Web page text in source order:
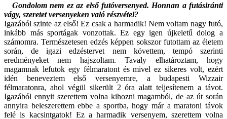
Gondolom nem ez az első futóversenyed. Honnan a futásiránti
vágy, szeretet versenyeken való részvétel?
Igazából szinte az első! Ez csak a harmadik! Nem voltam nagy futó,
inkább más sportágak vonzottak. Ez egy igen újkeletű dolog a
számomra. Természetesen edzés képpen sokszor futottam az életem
során, de igazi edzéstervet nem követtem, tempó szerinti
eredményeket nem hajszoltam. Tavaly elhatároztam, hogy
magamnak lefutok egy félmaratont és mivel ez sikeres volt, ezért
idén beneveztem első versenyemre, a budapesti Wizzair
félmaratonra, ahol végül sikerült 2 óra alatt teljesítenem a távot.
Igazából ennyit szerettem volna kihozni magamból, de az út során
annyira beleszerettem ebbe a sportba, hogy már a maratoni távok
felé is kacsintgatok! Ez a harmadik versenyem, szerettem volna